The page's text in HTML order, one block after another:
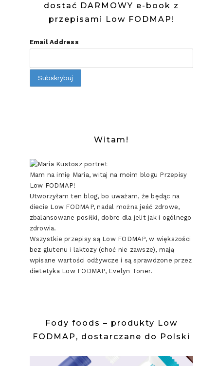
dostać DARMOWY e-book z
przepisami Low FODMAP!
Email Address
Witam!
Mam na imię Maria, witaj na moim blogu Przepisy
Low FODMAP!
Utworzyłam ten blog, bo uważam, że będąc na
diecie Low FODMAP, nadal można jeść zdrowe,
zbalansowane posiłki, dobre dla jelit jak i ogólnego
zdrowia.
Wszystkie przepisy są Low FODMAP, w większości
bez glutenu i laktozy (choć nie zawsze), mają
wpisane wartości odżywcze i są sprawdzone przez
dietetyka Low FODMAP, Evelyn Toner.
Fody foods – produkty Low
FODMAP, dostarczane do Polski